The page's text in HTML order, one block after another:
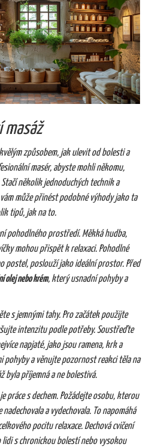
masáž
způsobem, jak ulevit od bolesti a
masér, abyste mohli někomu,
několik jednoduchých technik a
může přinést podobné výhody jako ta
tipů, jak na to.
pohodlného prostředí. Měkká hudba,
mohou přispět k relaxaci. Pohodlné
postel, poslouží jako ideální prostor. Před
olej nebo krém, který usnadní pohyby a
s jemnými tahy. Pro začátek použijte
intenzitu podle potřeby. Soustřeďte
napjaté, jako jsou ramena, krk a
pohyby a věnujte pozornost reakci těla na
byla příjemná a ne bolestivá.
práce s dechem. Požádejte osobu, kterou
a vydechovala. To napomáhá
pocitu relaxace. Dechová cvičení
lidi s chronickou bolestí nebo vysokou